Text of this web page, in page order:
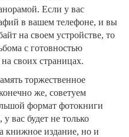
Если у вас
в вашем телефоне, и вы
на своем устройстве, то
с готовностью
своих страницах.
торжественное
же, советуем
формат фотокниги
вас будет не только
книжное издание, но и